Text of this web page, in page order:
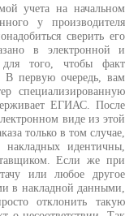
учета на начальном
у производителя
сверить его
в электронной и
того, чтобы факт
В первую очередь, вам
специализированную
ЕГИАС. После
виде из этой
только в том случае,
идентичны,
Если же при
или любое другое
в накладной данными,
отклонить такую